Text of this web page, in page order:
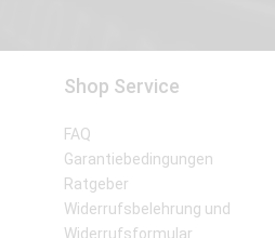
Shop Service
FAQ
Garantiebedingungen
Ratgeber
Widerrufsbelehrung und
Widerrufsformular